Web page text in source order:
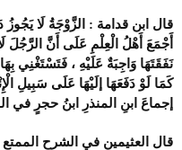
قال ابن قدامة : الزَّوْجَةُ لَا يَجُوزُ
أَجْمَعَ أَهْلُ الْعِلْمِ عَلَى أَنَّ الرَّجُلَ
نَفَقَتَهَا وَاجِبَةٌ عَلَيْهِ ، فَتَسْتَغْنِي
كَمَا لَوْ دَفَعَهَا إلَيْهَا عَلَى سَبِيلِ
إجماعَ ابنِ المنذرِ ابنُ حجرٍ في
قال العثيمين في الشرح